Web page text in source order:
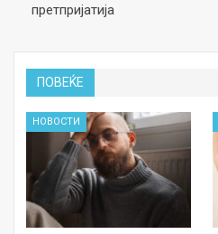
претпријатија
ПОВЕЌЕ
НОВОСТИ